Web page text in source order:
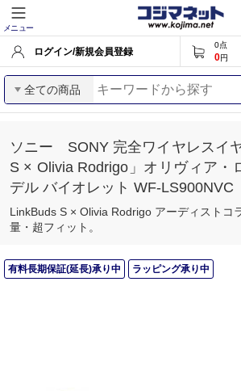
メニュー
ログイン/新規会員登録
0点
0円
全ての商品
ソニー SONY 完全ワイヤレスイ
S × Olivia Rodrigo」オリヴィア・
デル バイオレット WF-LS900NVC
LinkBuds S × Olivia Rodrigo アーディストコ
量・超フィット。
有料長期保証(延長)承り中 ラッピング承り中